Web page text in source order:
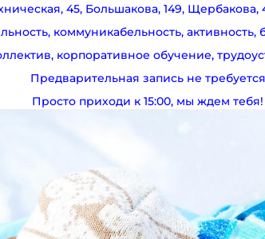
45, Большакова, 149,
коммуникабельность,
корпоративное обучение,
Предварительная запись не требуется
Просто приходи к 15:00, мы ждем тебя!